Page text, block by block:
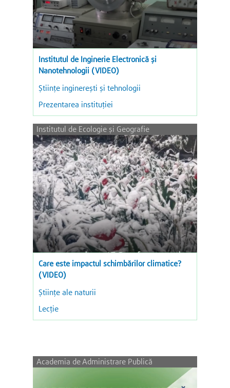
Institutul de Inginerie Electronică și
Nanotehnologii (VIDEO)
Ştiinţe inginereşti şi tehnologii
Prezentarea instituției
Institutul de Ecologie şi Geografie
Care este impactul schimbărilor climatice?
(VIDEO)
Științe ale naturii
Lecție
Academia de Administrare Publică